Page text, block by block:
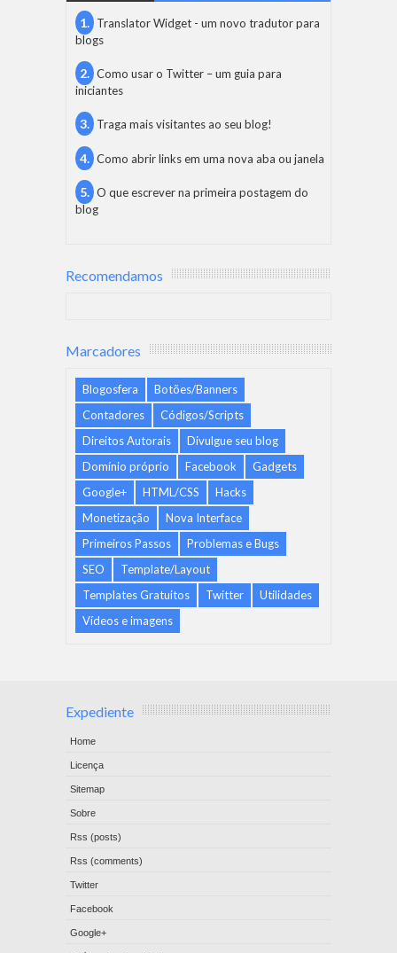
Translator Widget - um novo tradutor para
blogs
Como usar o Twitter – um guia para
iniciantes
Traga mais visitantes ao seu blog!
Como abrir links em uma nova aba ou janela
O que escrever na primeira postagem do
blog
Recomendamos
Marcadores
Blogosfera
Botões/Banners
Contadores
Códigos/Scripts
Direitos Autorais
Divulgue seu blog
Domínio próprio
Facebook
Gadgets
Google+
HTML/CSS
Hacks
Monetização
Nova Interface
Primeiros Passos
Problemas e Bugs
SEO
Template/Layout
Templates Gratuitos
Twitter
Utilidades
Vídeos e imagens
Expediente
Home
Licença
Sitemap
Sobre
Rss (posts)
Rss (comments)
Twitter
Facebook
Google+